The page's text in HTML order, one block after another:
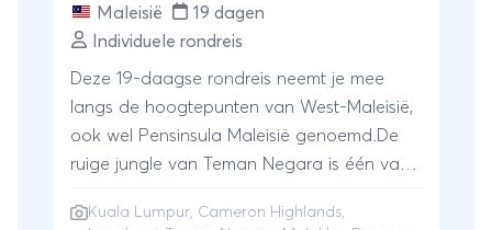
Maleisië
19 dagen
Individuele rondreis
Deze 19-daagse rondreis neemt je mee
langs de hoogtepunten van West-Maleisië,
ook wel Pensinsula Maleisië genoemd.De
ruige jungle van Teman Negara is één van
bijzondere dieren, zoals neushoorns,
Kuala Lumpur Cameron Highlands